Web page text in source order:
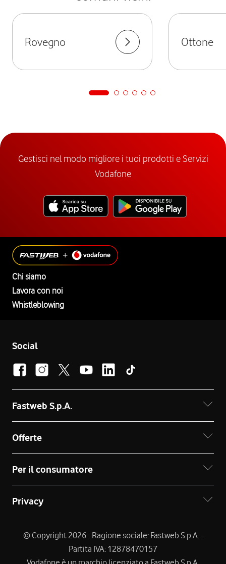
Rovegno Ottone
Gestisci nel modo migliore i tuoi prodotti e Servizi
Vodafone
Chi siamo
Lavora con noi
Whistleblowing
Social
Fastweb S.p.A.
Offerte
Per il consumatore
Privacy
© Copyright 2026 - Ragione sociale: Fastweb S.p.A. -
Partita IVA: 12878470157